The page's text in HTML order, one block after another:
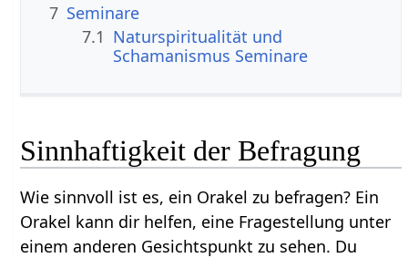
7 Seminare
7.1 Naturspiritualität und
Schamanismus Seminare
Sinnhaftigkeit der Befragung
Wie sinnvoll ist es, ein Orakel zu befragen? Ein
Orakel kann dir helfen, eine Fragestellung unter
einem anderen Gesichtspunkt zu sehen. Du